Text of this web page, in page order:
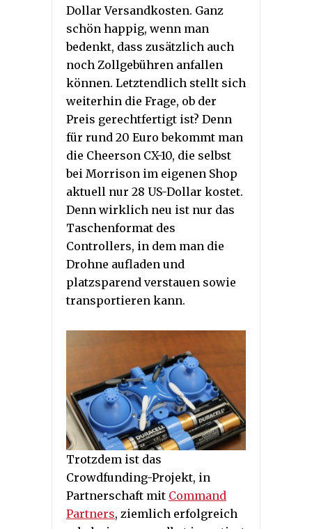
Dollar Versandkosten. Ganz
schön happig, wenn man
bedenkt, dass zusätzlich auch
noch Zollgebühren anfallen
können. Letztendlich stellt sich
weiterhin die Frage, ob der
Preis gerechtfertigt ist? Denn
für rund 20 Euro bekommt man
die Cheerson CX-10, die selbst
bei Morrison im eigenen Shop
aktuell nur 28 US-Dollar kostet.
Denn wirklich neu ist nur das
Taschenformat des
Controllers, in dem man die
Drohne aufladen und
platzsparend verstauen sowie
transportieren kann.
Trotzdem ist das
Crowdfunding-Projekt, in
Partnerschaft mit Command
Partners, ziemlich erfolgreich